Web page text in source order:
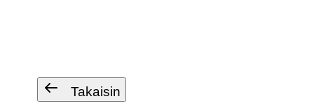
Takaisin